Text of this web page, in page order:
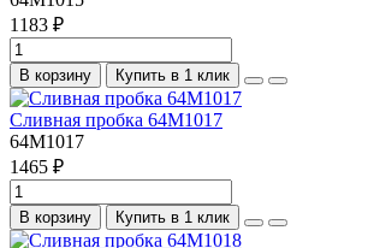
1183 ₽
В корзину Купить в 1 клик
Сливная пробка 64M1017
64M1017
1465 ₽
В корзину Купить в 1 клик